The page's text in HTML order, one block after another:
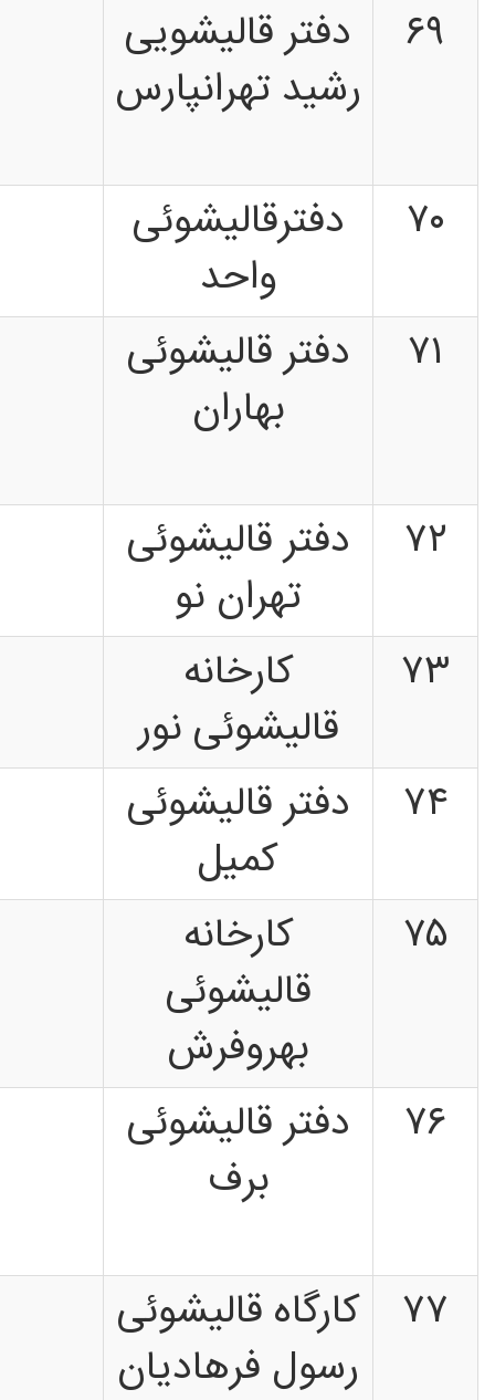
۶۹
دفتر قالیشویی
رشید تهرانپارس
۷۰
دفترقالیشوئی
واحد
۷۱
دفتر قالیشوئی
بهاران
۷۲
دفتر قالیشوئی
تهران نو
۷۳
کارخانه
قالیشوئی نور
۷۴
دفتر قالیشوئی
کمیل
۷۵
کارخانه
قالیشوئی
بهروفرش
۷۶
دفتر قالیشوئی
برف
۷۷
کارگاه قالیشوئی
رسول فرهادیان